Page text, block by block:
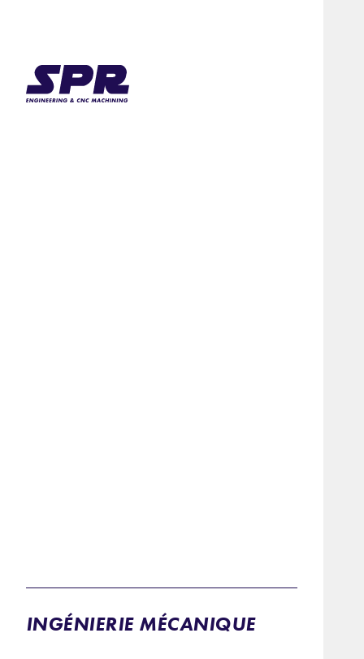
INGÉNIERIE MÉCANIQUE